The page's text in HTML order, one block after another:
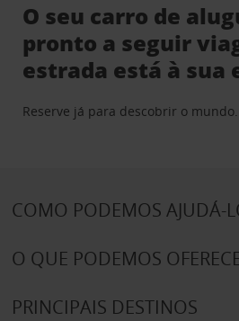
O seu carro de
pronto a seguir
estrada está à sua
Reserve já para descobrir o mundo.
COMO PODEMOS AJUDÁ-
O QUE PODEMOS
PRINCIPAIS DESTINOS